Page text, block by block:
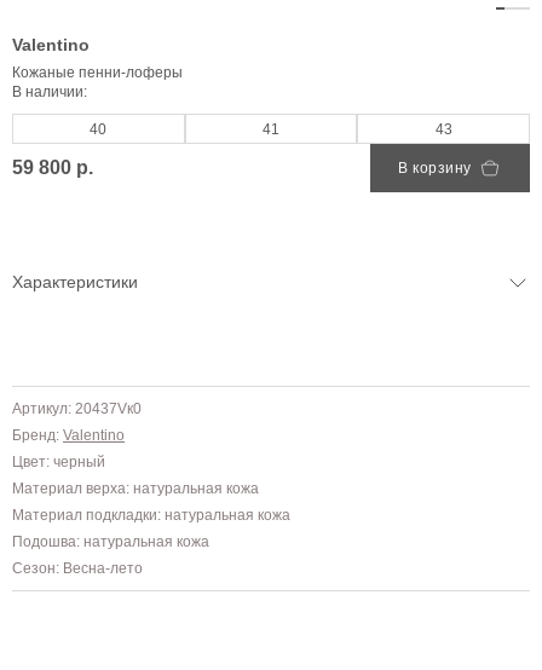
Valentino
Кожаные пенни-лоферы
В наличии:
40 41 43
59 800 р. В корзину
Характеристики
Артикул: 20437Vк0
Бренд: Valentino
Цвет: черный
Материал верха: натуральная кожа
Материал подкладки: натуральная кожа
Подошва: натуральная кожа
Сезон: Весна-лето